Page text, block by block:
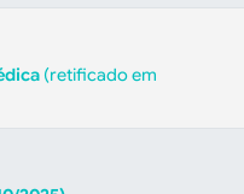
(retificado em